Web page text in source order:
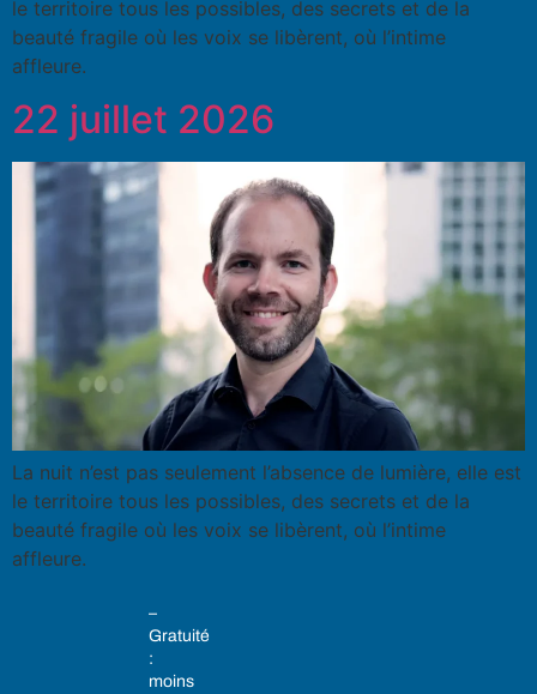
le territoire tous les possibles, des secrets et de la
beauté fragile où les voix se libèrent, où l’intime
affleure.
22 juillet 2026
La nuit n’est pas seulement l’absence de lumière, elle est
le territoire tous les possibles, des secrets et de la
beauté fragile où les voix se libèrent, où l’intime
affleure.
–
Gratuité
:
moins